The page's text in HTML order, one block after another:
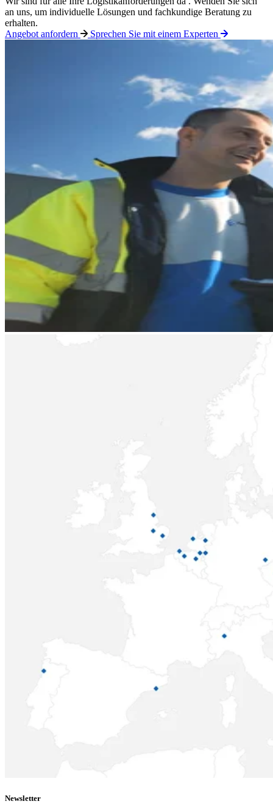
an uns, um individuelle Lösungen und fachkundige Beratung zu
erhalten.
Angebot anfordern
Sprechen Sie mit einem Experten
Newsletter